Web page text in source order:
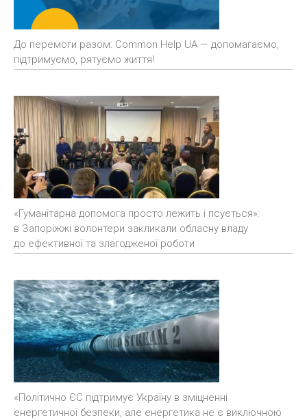
До перемоги разом: Common Help UA — допомагаємо,
підтримуємо, рятуємо життя!
«Гуманітарна допомога просто лежить і псується»:
в Запоріжжі волонтери закликали обласну владу
до ефективної та злагодженої роботи
«Політично ЄС підтримує Україну в зміцненні
енергетичної безпеки, але енергетика не є виключною